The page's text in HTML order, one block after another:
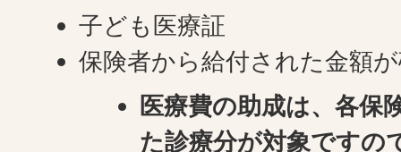
子ども医療証
保険者から給付された金額
医療費の助成は、各保
た診療分が対象ですの